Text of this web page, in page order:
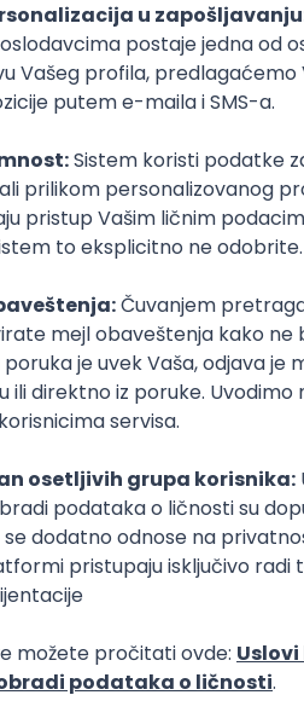
Python AWS SQL Server Docker